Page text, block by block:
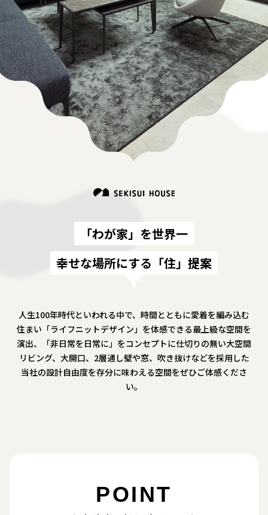
「わが家」を世界一
幸せな場所にする「住」提案
人生100年時代といわれる中で、時間とともに愛着を編み込む
住まい「ライフニットデザイン」を体感できる最上級な空間を
演出、「非日常を日常に」をコンセプトに仕切りの無い大空間
リビング、 大開口、2層通し壁や窓、吹き抜けなどを採用した
当社の設計自由度を存分に味わえる空間をぜひご体感くださ
い。
POINT